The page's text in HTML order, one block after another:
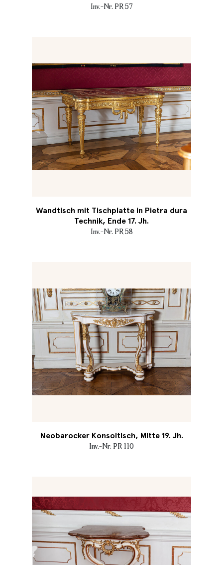
Inv.-Nr. PR 57
Wandtisch mit Tischplatte in Pietra dura
Technik, Ende 17. Jh.
Inv.-Nr. PR 58
Neobarocker Konsoltisch, Mitte 19. Jh.
Inv.-Nr. PR 110